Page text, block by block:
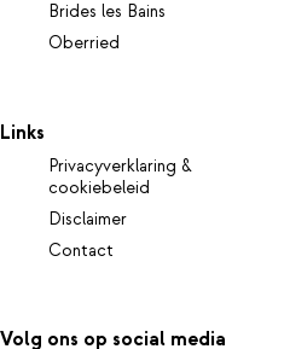
Brides les Bains
Oberried
Links
Privacyverklaring &
cookiebeleid
Disclaimer
Contact
Volg ons op social media